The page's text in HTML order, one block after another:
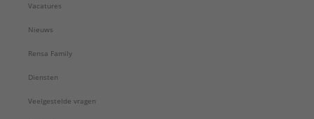
Vacatures
Nieuws
Rensa Family
Diensten
Veelgestelde vragen